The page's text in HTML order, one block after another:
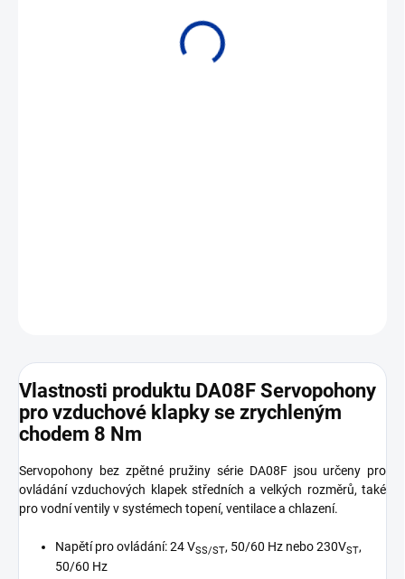
Vlastnosti produktu DA08F Servopohony
pro vzduchové klapky se zrychleným
chodem 8 Nm
Servopohony bez zpětné pružiny série DA08F jsou určeny pro
ovládání vzduchových klapek středních a velkých rozměrů, také
pro vodní ventily v systémech topení, ventilace a chlazení.
Napětí pro ovládání: 24 VSS/ST, 50/60 Hz nebo 230VST,
50/60 Hz